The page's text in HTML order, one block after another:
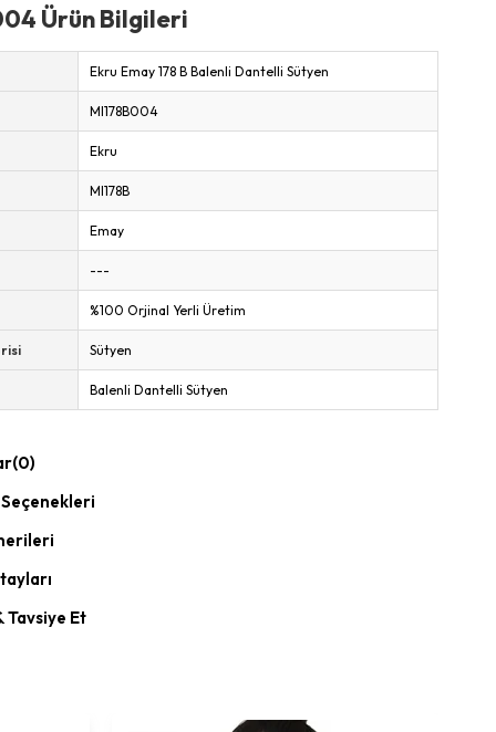
Ürün Bilgileri
Ekru Emay 178 B Balenli Dantelli Sütyen
MI178B004
Ekru
MI178B
Emay
---
%100 Orjinal Yerli Üretim
Sütyen
Balenli Dantelli Sütyen
(0)
Tavsiye Et